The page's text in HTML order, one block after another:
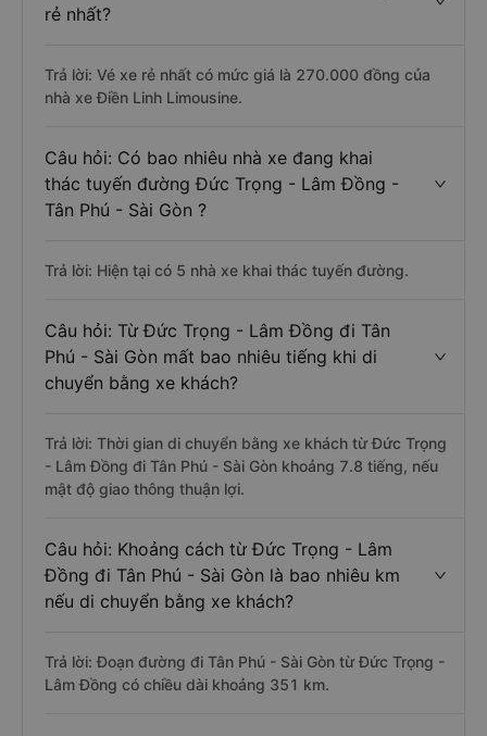
rẻ nhất?
Trả lời: Vé xe rẻ nhất có mức giá là 270.000 đồng của
nhà xe Điền Linh Limousine.
Câu hỏi: Có bao nhiêu nhà xe đang khai
thác tuyến đường Đức Trọng - Lâm Đồng -
Tân Phú - Sài Gòn ?
Trả lời: Hiện tại có 5 nhà xe khai thác tuyến đường.
Câu hỏi: Từ Đức Trọng - Lâm Đồng đi Tân
Phú - Sài Gòn mất bao nhiêu tiếng khi di
chuyển bằng xe khách?
Trả lời: Thời gian di chuyển bằng xe khách từ Đức Trọng
- Lâm Đồng đi Tân Phú - Sài Gòn khoảng 7.8 tiếng, nếu
mật độ giao thông thuận lợi.
Câu hỏi: Khoảng cách từ Đức Trọng - Lâm
Đồng đi Tân Phú - Sài Gòn là bao nhiêu km
nếu di chuyển bằng xe khách?
Trả lời: Đoạn đường đi Tân Phú - Sài Gòn từ Đức Trọng -
Lâm Đồng có chiều dài khoảng 351 km.